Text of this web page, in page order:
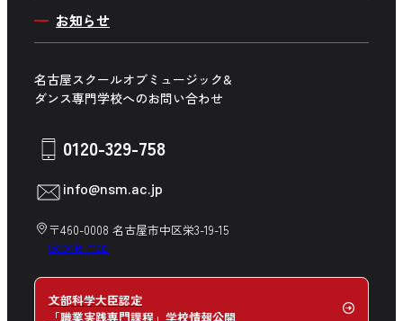
講師紹介
舞台制作ワールド
キャンパス周辺マップ
学生生活サポート
社会人入学について
募集学科・専攻一覧
留学生の方へ
高校の先生方へ
企業の方へ
中学生の方へ
お知らせ
名古屋スクールオブミュージック&
ダンス専門学校へのお問い合わせ
0120-329-758
info@nsm.ac.jp
〒460-0008 名古屋市中区栄3-19-15
Google map
文部科学大臣認定
「職業実践専門課程」学校情報公開